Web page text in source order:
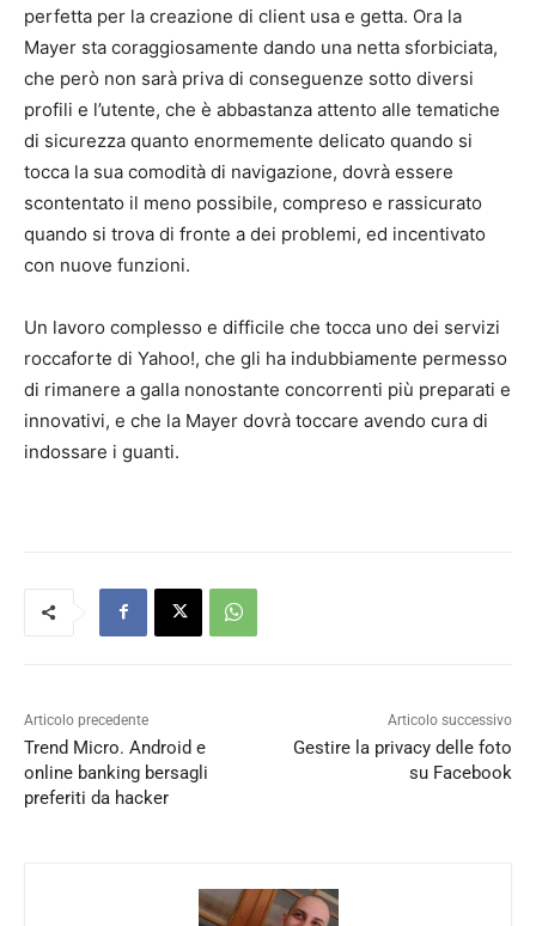
perfetta per la creazione di client usa e getta. Ora la
Mayer sta coraggiosamente dando una netta sforbiciata,
che però non sarà priva di conseguenze sotto diversi
profili e l’utente, che è abbastanza attento alle tematiche
di sicurezza quanto enormemente delicato quando si
tocca la sua comodità di navigazione, dovrà essere
scontentato il meno possibile, compreso e rassicurato
quando si trova di fronte a dei problemi, ed incentivato
con nuove funzioni.
Un lavoro complesso e difficile che tocca uno dei servizi
roccaforte di Yahoo!, che gli ha indubbiamente permesso
di rimanere a galla nonostante concorrenti più preparati e
innovativi, e che la Mayer dovrà toccare avendo cura di
indossare i guanti.
Articolo precedente
Trend Micro. Android e
online banking bersagli
preferiti da hacker
Articolo successivo
Gestire la privacy delle foto
su Facebook